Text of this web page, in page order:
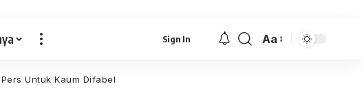
Sign In
Font
Aa
Untuk Kaum Difabel